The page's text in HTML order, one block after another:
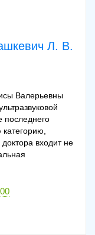
Л. В.
Валерьевны
последнего
входит не